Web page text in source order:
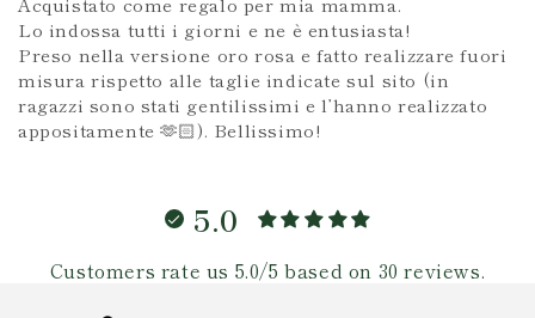
Lo indossa tutti i giorni e ne è entusiasta!
Preso nella versione oro rosa e fatto realizzare fuori
misura rispetto alle taglie indicate sul sito (in
ragazzi sono stati gentilissimi e l’hanno realizzato
appositamente 🫶🏻). Bellissimo!
5.0
Customers rate us 5.0/5 based on 30 reviews.